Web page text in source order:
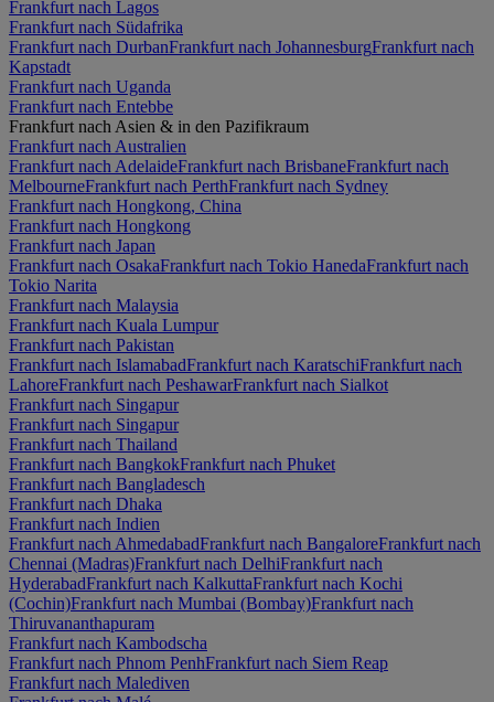
Frankfurt nach Lagos
Frankfurt nach Südafrika
Frankfurt nach DurbanFrankfurt nach JohannesburgFrankfurt nach
Kapstadt
Frankfurt nach Uganda
Frankfurt nach Entebbe
Frankfurt nach Asien & in den Pazifikraum
Frankfurt nach Australien
Frankfurt nach AdelaideFrankfurt nach BrisbaneFrankfurt nach
MelbourneFrankfurt nach PerthFrankfurt nach Sydney
Frankfurt nach Hongkong, China
Frankfurt nach Hongkong
Frankfurt nach Japan
Frankfurt nach OsakaFrankfurt nach Tokio HanedaFrankfurt nach
Tokio Narita
Frankfurt nach Malaysia
Frankfurt nach Kuala Lumpur
Frankfurt nach Pakistan
Frankfurt nach IslamabadFrankfurt nach KaratschiFrankfurt nach
LahoreFrankfurt nach PeshawarFrankfurt nach Sialkot
Frankfurt nach Singapur
Frankfurt nach Singapur
Frankfurt nach Thailand
Frankfurt nach BangkokFrankfurt nach Phuket
Frankfurt nach Bangladesch
Frankfurt nach Dhaka
Frankfurt nach Indien
Frankfurt nach AhmedabadFrankfurt nach BangaloreFrankfurt nach
Chennai (Madras)Frankfurt nach DelhiFrankfurt nach
HyderabadFrankfurt nach KalkuttaFrankfurt nach Kochi
(Cochin)Frankfurt nach Mumbai (Bombay)Frankfurt nach
Thiruvananthapuram
Frankfurt nach Kambodscha
Frankfurt nach Phnom PenhFrankfurt nach Siem Reap
Frankfurt nach Malediven